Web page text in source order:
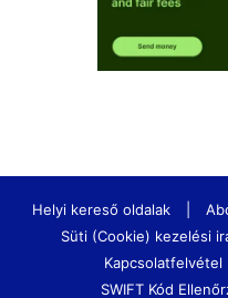
Helyi kereső oldalak
Süti (Cookie) kezelési
Kapcsolatfelvétel
SWIFT Kód